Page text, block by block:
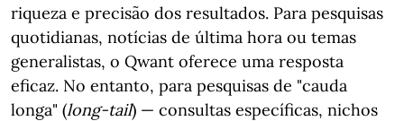
riqueza e precisão dos resultados. Para pesquisas
quotidianas, notícias de última hora ou temas
generalistas, o Qwant oferece uma resposta
eficaz. No entanto, para pesquisas de "cauda
longa" (long-tail) — consultas específicas, nichos